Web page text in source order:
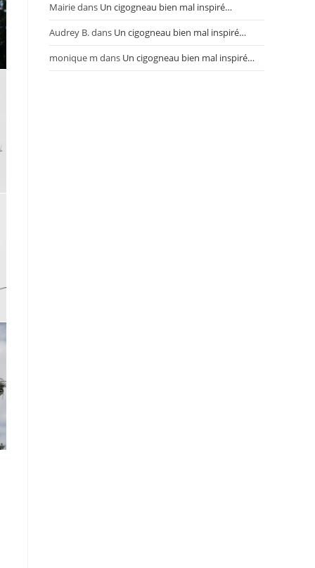
Mairiedans Un cigogneau bien mal inspiré…
Audrey B.dans Un cigogneau bien mal inspiré…
monique m dans Un cigogneau bien mal inspiré…